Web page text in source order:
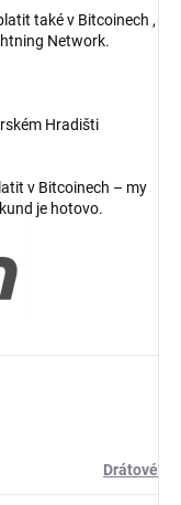
také v Bitcoinech ,
Network.
Hradišti
v Bitcoinech – my
je hotovo.
Drátové